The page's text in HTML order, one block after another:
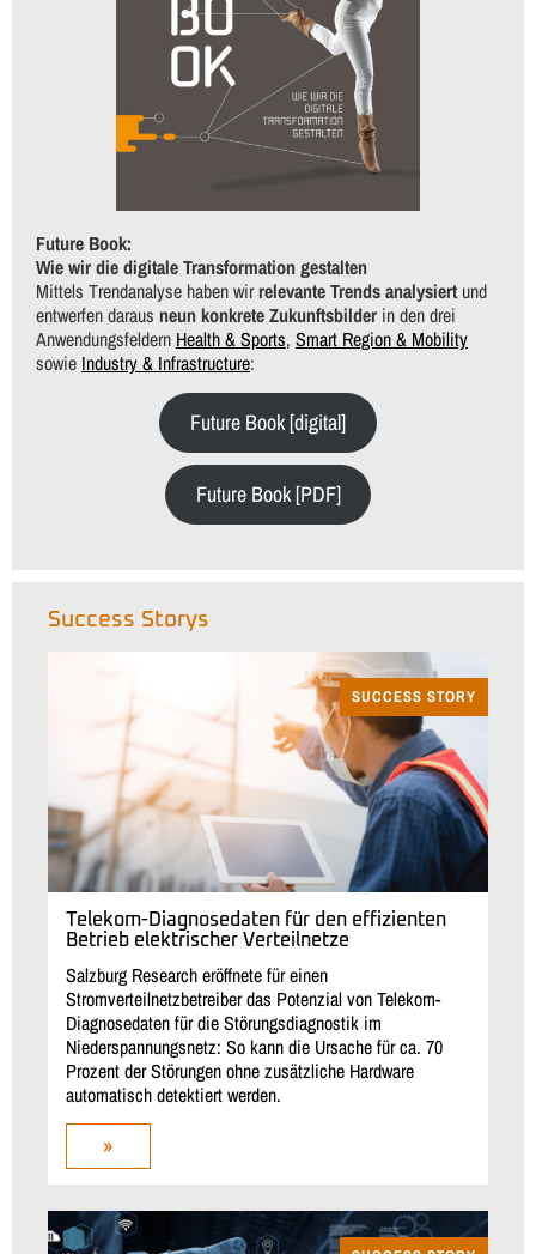
Future Book:
Wie wir die digitale Transformation gestalten
Mittels Trendanalyse haben wirrelevante Trends analysiertund
entwerfen daraus neun konkrete Zukunftsbilder in den drei
Anwendungsfeldern Health & Sports, Smart Region & Mobility
sowie Industry & Infrastructure:
Future Book [digital]
Future Book [PDF]
Success Storys
SUCCESS STORY
Telekom-Diagnosedaten für den effizienten
Betrieb elektrischer Verteilnetze
Salzburg Research eröffnete für einen
Stromverteilnetzbetreiber das Potenzial von Telekom-
Diagnosedaten für die Störungsdiagnostik im
Niederspannungsnetz: So kann die Ursache für ca. 70
Prozent der Störungen ohne zusätzliche Hardware
automatisch detektiert werden.
»